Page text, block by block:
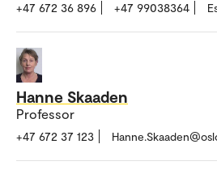
+47 672 36 896 +47 99038364
Hanne Skaaden
Professor
+47 672 37 123